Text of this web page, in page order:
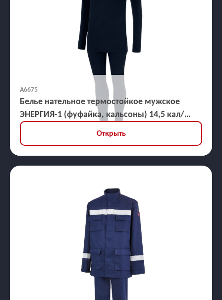
А6675
Белье нательное термостойкое мужское
ЭНЕРГИЯ-1 (фуфайка, кальсоны) 14,5 кал/
кв.см
Открыть